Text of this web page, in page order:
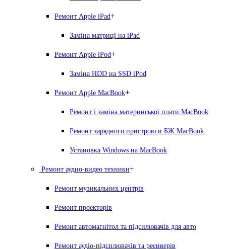
Ремонт Apple iPad+
Заміна матриці на iPad
Ремонт Apple iPod+
Заміна HDD на SSD iPod
Ремонт Apple MacBook+
Ремонт і заміна материнської плати MacBook
Ремонт зарядного пристрою и БЖ MacBook
Установка Windows на MacBook
Ремонт аудио-видео техники+
Ремонт музикальних центрів
Ремонт проекторів
Ремонт автомагнітол та підсилювачів для авто
Ремонт аудіо-підсилювачів та ресиверів